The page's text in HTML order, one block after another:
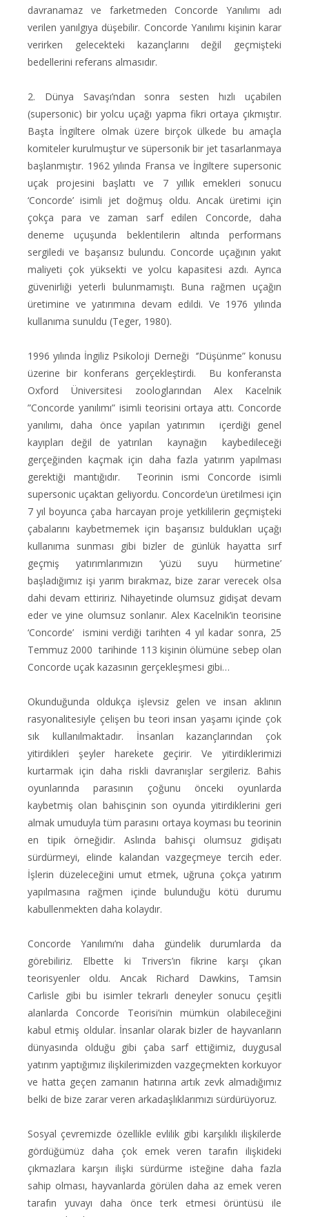
davranamaz ve farketmeden Concorde Yanılımı adı
verilen yanılgıya düşebilir. Concorde Yanılımı kişinin karar
verirken gelecekteki kazançlarını değil geçmişteki
bedellerini referans almasıdır.
2. Dünya Savaşı’ndan sonra sesten hızlı uçabilen
(supersonic) bir yolcu uçağı yapma fikri ortaya çıkmıştır.
Başta İngiltere olmak üzere birçok ülkede bu amaçla
komiteler kurulmuştur ve süpersonik bir jet tasarlanmaya
başlanmıştır. 1962 yılında Fransa ve İngiltere supersonic
uçak projesini başlattı ve 7 yıllık emekleri sonucu
‘Concorde’ isimli jet doğmuş oldu. Ancak üretimi için
çokça para ve zaman sarf edilen Concorde, daha
deneme uçuşunda beklentilerin altında performans
sergiledi ve başarısız bulundu. Concorde uçağının yakıt
maliyeti çok yüksekti ve yolcu kapasitesi azdı. Ayrıca
güvenirliği yeterli bulunmamıştı. Buna rağmen uçağın
üretimine ve yatırımına devam edildi. Ve 1976 yılında
kullanıma sunuldu (Teger, 1980).
1996 yılında İngiliz Psikoloji Derneği ‘’Düşünme” konusu
üzerine bir konferans gerçekleştirdi.
Bu konferansta
Oxford Üniversitesi zoologlarından Alex Kacelnik
”Concorde yanılımı” isimli teorisini ortaya attı. Concorde
yanılımı, daha önce yapılan yatırımın
içerdiği genel
kayıpları değil de yatırılan
kaynağın
kaybedileceği
gerçeğinden kaçmak için daha fazla yatırım yapılması
gerektiği mantığıdır.
Teorinin ismi Concorde isimli
supersonic uçaktan geliyordu. Concorde’un üretilmesi için
7 yıl boyunca çaba harcayan proje yetkililerin geçmişteki
çabalarını kaybetmemek için başarısız buldukları uçağı
kullanıma sunması gibi bizler de günlük hayatta sırf
geçmiş yatırımlarımızın ‘yüzü suyu hürmetine’
başladığımız işi yarım bırakmaz, bize zarar verecek olsa
dahi devam ettiririz. Nihayetinde olumsuz gidişat devam
eder ve yine olumsuz sonlanır. Alex Kacelnik’in teorisine
‘Concorde’
ismini verdiği tarihten 4 yıl kadar sonra, 25
Temmuz 2000 tarihinde 113 kişinin ölümüne sebep olan
Concorde uçak kazasının gerçekleşmesi gibi…
Okunduğunda oldukça işlevsiz gelen ve insan aklının
rasyonalitesiyle çelişen bu teori insan yaşamı içinde çok
sık kullanılmaktadır. İnsanları kazançlarından çok
yitirdikleri şeyler harekete geçirir. Ve yitirdiklerimizi
kurtarmak için daha riskli davranışlar sergileriz. Bahis
oyunlarında parasının çoğunu önceki oyunlarda
kaybetmiş olan bahisçinin son oyunda yitirdiklerini geri
almak umuduyla tüm parasını ortaya koyması bu teorinin
en tipik örneğidir. Aslında bahisçi olumsuz gidişatı
sürdürmeyi, elinde kalandan vazgeçmeye tercih eder.
İşlerin düzeleceğini umut etmek, uğruna çokça yatırım
yapılmasına rağmen içinde bulunduğu kötü durumu
kabullenmekten daha kolaydır.
Concorde Yanılımı’nı daha gündelik durumlarda da
görebiliriz. Elbette ki Trivers’ın fikrine karşı çıkan
teorisyenler oldu. Ancak Richard Dawkins, Tamsin
Carlisle gibi bu isimler tekrarlı deneyler sonucu çeşitli
alanlarda Concorde Teorisi’nin mümkün olabileceğini
kabul etmiş oldular. İnsanlar olarak bizler de hayvanların
dünyasında olduğu gibi çaba sarf ettiğimiz, duygusal
yatırım yaptığımız ilişkilerimizden vazgeçmekten korkuyor
ve hatta geçen zamanın hatırına artık zevk almadığımız
belki de bize zarar veren arkadaşlıklarımızı sürdürüyoruz.
Sosyal çevremizde özellikle evlilik gibi karşılıklı ilişkilerde
gördüğümüz daha çok emek veren tarafın ilişkideki
çıkmazlara karşın ilişki sürdürme isteğine daha fazla
sahip olması, hayvanlarda görülen daha az emek veren
tarafın yuvayı daha önce terk etmesi örüntüsü ile